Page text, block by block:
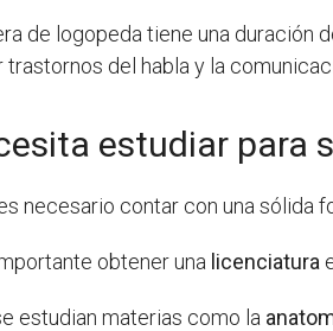
de logopeda tiene una
del habla y la
estudiar para
necesario contar con una sólida
obtener una licenciatura
estudian materias como la